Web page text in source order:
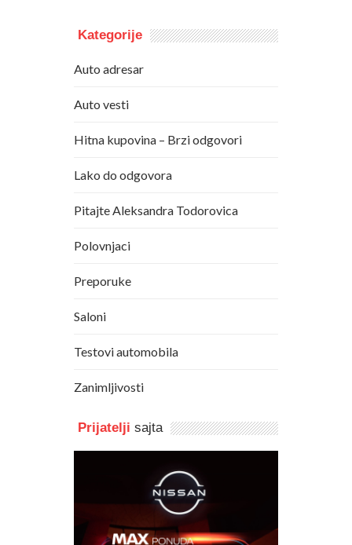
Kategorije
Auto adresar
Auto vesti
Hitna kupovina – Brzi odgovori
Lako do odgovora
Pitajte Aleksandra Todorovica
Polovnjaci
Preporuke
Saloni
Testovi automobila
Zanimljivosti
Prijatelji sajta